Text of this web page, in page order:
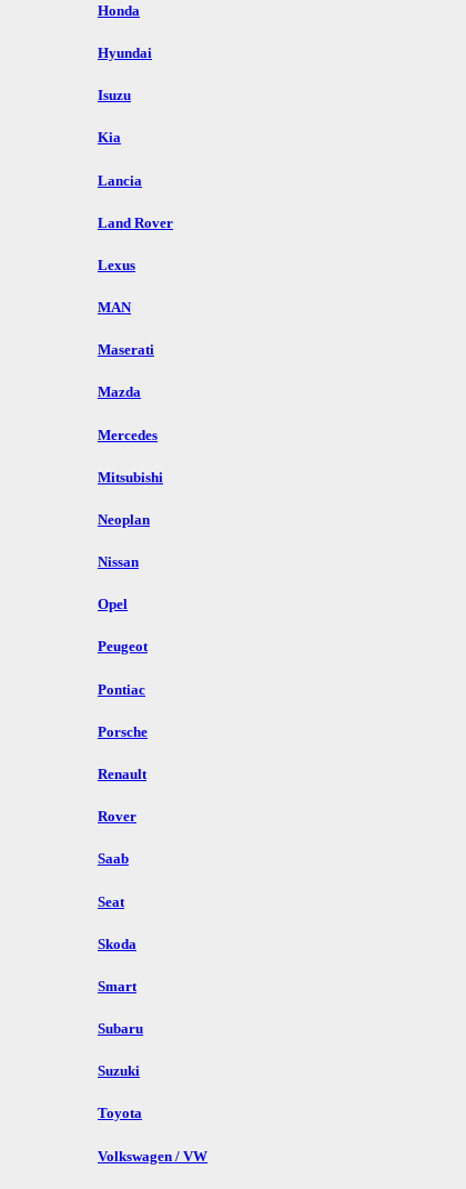
Honda
Hyundai
Isuzu
Kia
Lancia
Land Rover
Lexus
MAN
Maserati
Mazda
Mercedes
Mitsubishi
Neoplan
Nissan
Opel
Peugeot
Pontiac
Porsche
Renault
Rover
Saab
Seat
Skoda
Smart
Subaru
Suzuki
Toyota
Volkswagen / VW